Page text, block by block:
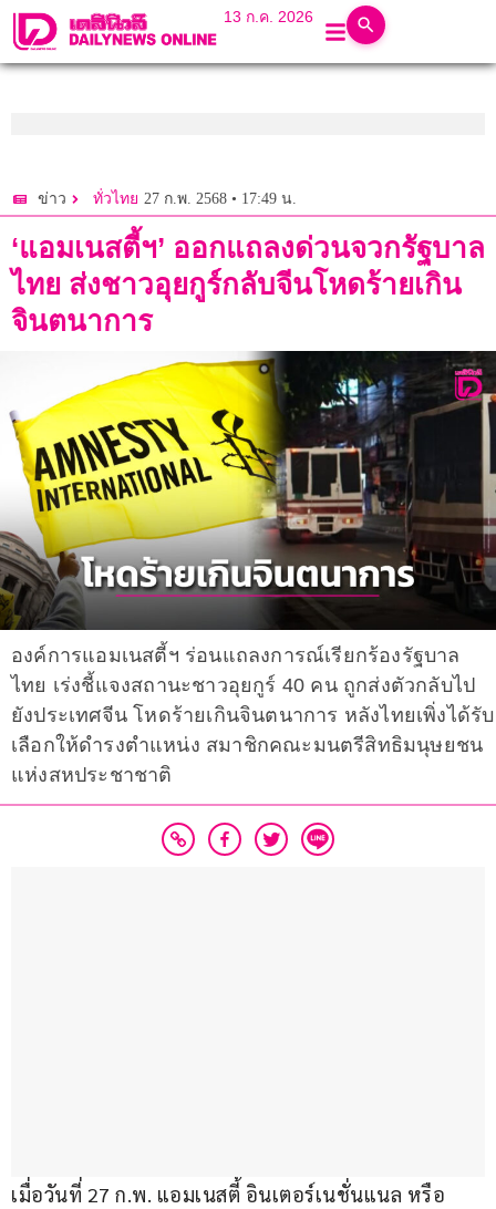
13 ก.ค. 2026
ข่าว ทั่วไทย 27 ก.พ. 2568 • 17:49 น.
‘แอมเนสตี้ฯ’ ออกแถลงด่วนจวกรัฐบาล
ไทย ส่งชาวอุยกูร์กลับจีนโหดร้ายเกิน
จินตนาการ
องค์การแอมเนสตี้ฯ ร่อนแถลงการณ์เรียกร้องรัฐบาล
ไทย เร่งชี้แจงสถานะชาวอุยกูร์ 40 คน ถูกส่งตัวกลับไป
ยังประเทศจีน โหดร้ายเกินจินตนาการ หลังไทยเพิ่งได้รับ
เลือกให้ดำรงตำแหน่ง สมาชิกคณะมนตรีสิทธิมนุษยชน
แห่งสหประชาชาติ
เมื่อวันที่ 27 ก.พ. แอมเนสตี้ อินเตอร์เนชั่นแนล หรือ